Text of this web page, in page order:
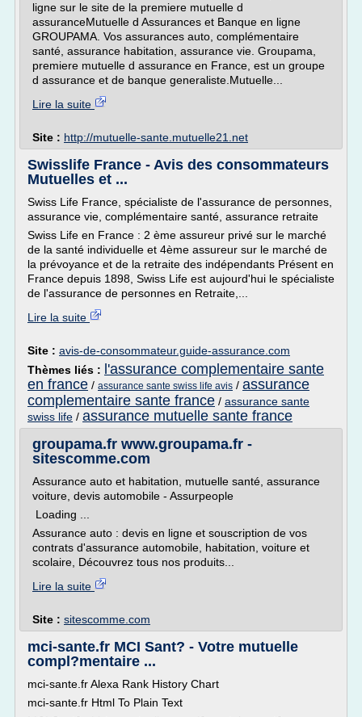
ligne sur le site de la premiere mutuelle d
assuranceMutuelle d Assurances et Banque en ligne
GROUPAMA. Vos assurances auto, complémentaire
santé, assurance habitation, assurance vie. Groupama,
premiere mutuelle d assurance en France, est un groupe
d assurance et de banque generaliste.Mutuelle...
Lire la suite
Site : http://mutuelle-sante.mutuelle21.net
Swisslife France - Avis des consommateurs
Mutuelles et ...
Swiss Life France, spécialiste de l'assurance de personnes,
assurance vie, complémentaire santé, assurance retraite
Swiss Life en France : 2 ème assureur privé sur le marché
de la santé individuelle et 4ème assureur sur le marché de
la prévoyance et de la retraite des indépendants Présent en
France depuis 1898, Swiss Life est aujourd'hui le spécialiste
de l'assurance de personnes en Retraite,...
Lire la suite
Site : avis-de-consommateur.guide-assurance.com
Thèmes liés :
l'assurance complementaire sante
en france / assurance sante swiss life avis / assurance
complementaire sante france / assurance sante
swiss life / assurance mutuelle sante france
groupama.fr www.groupama.fr -
sitescomme.com
Assurance auto et habitation, mutuelle santé, assurance
voiture, devis automobile - Assurpeople
Loading ...
Assurance auto : devis en ligne et souscription de vos
contrats d'assurance automobile, habitation, voiture et
scolaire, Découvrez tous nos produits...
Lire la suite
Site : sitescomme.com
mci-sante.fr MCI Sant? - Votre mutuelle
compl?mentaire ...
mci-sante.fr Alexa Rank History Chart
mci-sante.fr Html To Plain Text